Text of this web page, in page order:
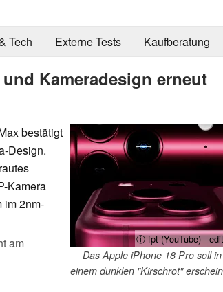
Tech Externe Tests Kaufberatung
Kameradesign erneut
ⓘ fpt (YouTube) -
Das Apple iPhone 18 Pro soll in
einem dunklen "Kirschrot"
bestätigt
Design.
Kamera
im 2nm-
am